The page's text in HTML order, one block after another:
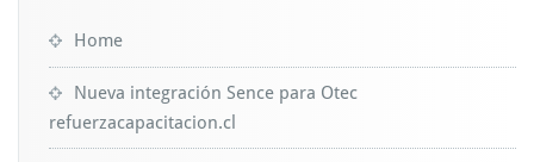
Home
Nueva integración Sence para Otec
refuerzacapacitacion.cl